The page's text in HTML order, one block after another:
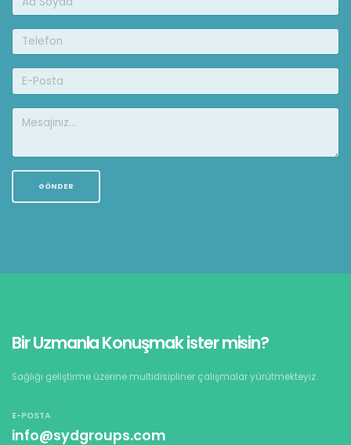
Bir Uzmanla Konuşmak ister misin?
Sağlığı geliştirme üzerine multidisipliner çalışmalar yürütmekteyiz.
E-POSTA
info@sydgroups.com